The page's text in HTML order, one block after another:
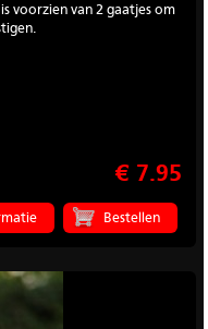
voorzien van 2 gaatjes om
€ 7.95